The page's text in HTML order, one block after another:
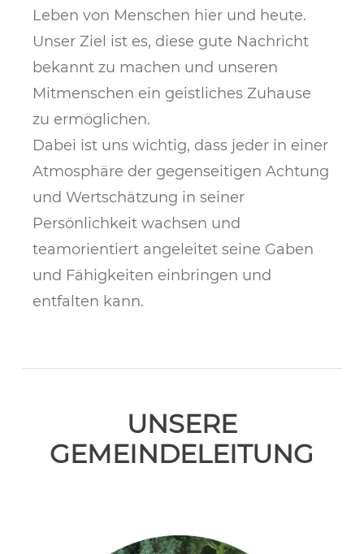
Leben von Menschen hier und heute.
Unser Ziel ist es, diese gute Nachricht
bekannt zu machen und unseren
Mitmenschen ein geistliches Zuhause
zu ermöglichen.
Dabei ist uns wichtig, dass jeder in einer
Atmosphäre der gegenseitigen Achtung
und Wertschätzung in seiner
Persönlichkeit wachsen und
teamorientiert angeleitet seine Gaben
und Fähigkeiten einbringen und
entfalten kann.
UNSERE
GEMEINDELEITUNG